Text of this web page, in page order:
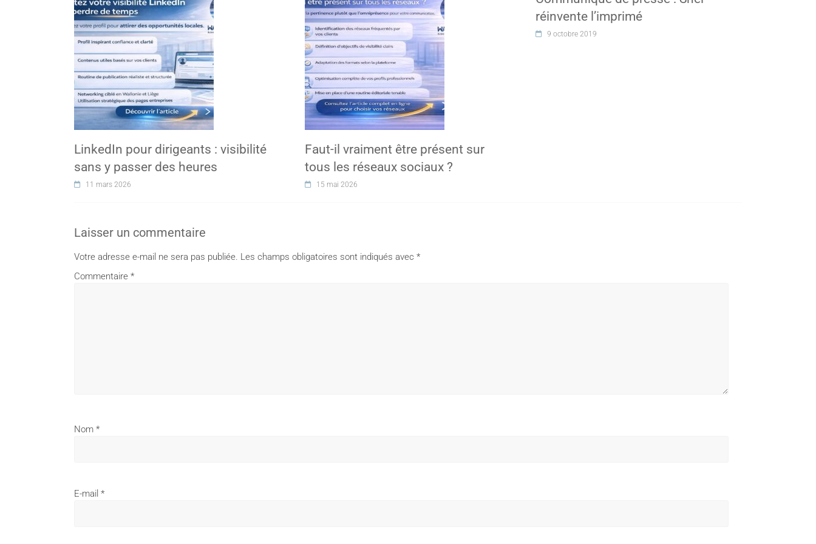
LinkedIn pour dirigeants : visibilité
sans y passer des heures
11 mars 2026
Faut-il vraiment être présent sur
tous les réseaux sociaux ?
15 mai 2026
réinvente l’imprimé
9 octobre 2019
Laisser un commentaire
Votre adresse e-mail ne sera pas publiée. Les champs obligatoires sont indiqués avec *
Commentaire *
Nom *
E-mail *